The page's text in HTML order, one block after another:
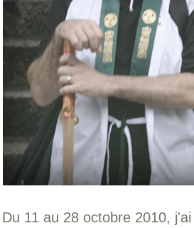
Du 11 au 28 octobre 2010,